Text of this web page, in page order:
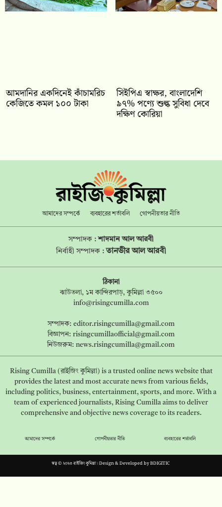
আমদানির একদিনেই কাঁচামরিচ
কেজিতে কমল ১০০ টাকা
সিইপিএ স্বাক্ষর, বাংলাদেশি
৯৭% পণ্যে শুল্ক সুবিধা দেবে
দক্ষিণ কোরিয়া
আমাদের সম্পর্কে ব্যবহারের শর্তাবলি গোপনীয়তার নীতি
সম্পাদক :শাদমান আল আরবী
নির্বাহী সম্পাদক : তানভীর আল আরবী
ঠিকানা
ঝাউতলা, ১ম কান্দিরপাড়, কুমিল্লা ৩৫০০
info@risingcumilla.com
সম্পাদক: editor.risingcumilla@gmail.com
বিজ্ঞাপন: risingcumillaofficial@gmail.com
নিউজরুম: news.risingcumilla@gmail.com
Rising Cumilla (রাইজিং কুমিল্লা) is a trusted online news website that
provides the latest and most accurate news from various fields,
including politics, business, entertainment, sports, and more. With a
team of experienced journalists, Rising Cumilla aims to deliver
comprehensive and objective news coverage to its readers.
আমাদের সম্পর্কে গোপনীয়তার নীতি ব্যবহারের শর্তাবলি
স্বত্ব © ২০২৩ রাইজিং কুমিল্লা। Design & Developed byBDIGITIC